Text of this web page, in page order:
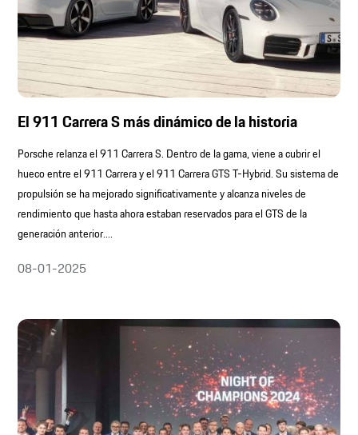
El 911 Carrera S más dinámico de la historia
Porsche relanza el 911 Carrera S. Dentro de la gama, viene a cubrir el
hueco entre el 911 Carrera y el 911 Carrera GTS T-Hybrid. Su sistema de
propulsión se ha mejorado significativamente y alcanza niveles de
rendimiento que hasta ahora estaban reservados para el GTS de la
generación anterior....
08-01-2025